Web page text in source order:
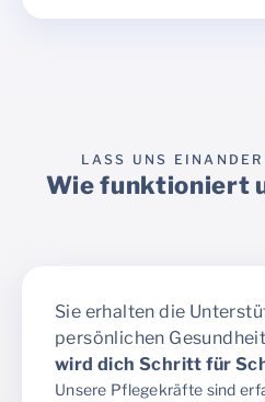
LASS UNS
Wie funktioniert
Sie erhalten die
persönlichen
wird dich Schritt für
Unsere Pflegekräfte sind